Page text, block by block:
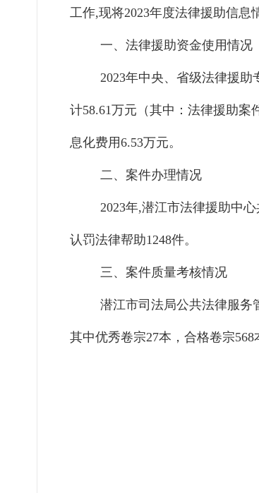
工作,现将2023年度法律援助信息
一、法律援助资金使用情况
2023年中央、省级法律援
计58.61万元 （其中：法律援助案
息化费用6.53万元。
二、 案件办理情况
2023年,潜江市法律援助中
认罚法律帮助1248件。
三、案件质量考核情况
潜江市司法局公共法律服务
其中优秀卷宗27本，合格卷宗568